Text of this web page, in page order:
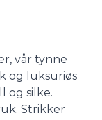
vår tynne
og luksuriøs
og silke.
Strikker